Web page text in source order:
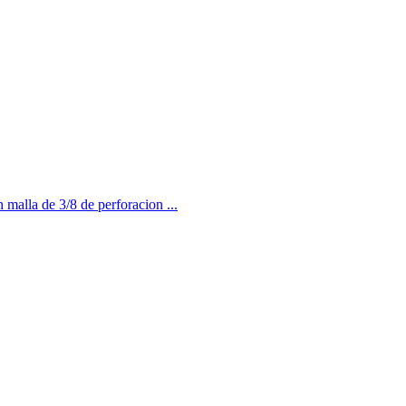
de 3/8 de perforacion ...